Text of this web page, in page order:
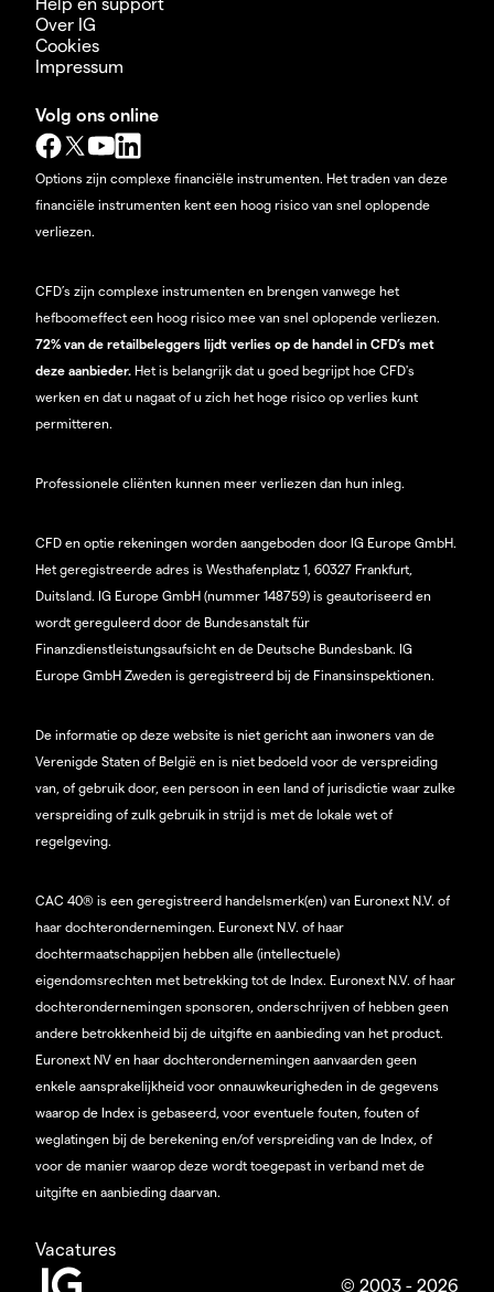
Over IG
Cookies
Impressum
Volg ons online
Options zijn complexe financiële instrumenten. Het traden van deze
financiële instrumenten kent een hoog risico van snel oplopende
verliezen.
CFD’s zijn complexe instrumenten en brengen vanwege het
hefboomeffect een hoog risico mee van snel oplopende verliezen.
72% van de retailbeleggers lijdt verlies op de handel in CFD’s met
deze aanbieder. Het is belangrijk dat u goed begrijpt hoe CFD's
werken en dat u nagaat of u zich het hoge risico op verlies kunt
permitteren.
Professionele cliënten kunnen meer verliezen dan hun inleg.
CFD en optie rekeningen worden aangeboden door IG Europe GmbH.
Het geregistreerde adres is Westhafenplatz 1, 60327 Frankfurt,
Duitsland. IG Europe GmbH (nummer 148759) is geautoriseerd en
wordt gereguleerd door de Bundesanstalt für
Finanzdienstleistungsaufsicht en de Deutsche Bundesbank. IG
Europe GmbH Zweden is geregistreerd bij de Finansinspektionen.
De informatie op deze website is niet gericht aan inwoners van de
Verenigde Staten of België en is niet bedoeld voor de verspreiding
van, of gebruik door, een persoon in een land of jurisdictie waar zulke
verspreiding of zulk gebruik in strijd is met de lokale wet of
regelgeving.
CAC 40® is een geregistreerd handelsmerk(en) van Euronext N.V. of
haar dochterondernemingen. Euronext N.V. of haar
dochtermaatschappijen hebben alle (intellectuele)
eigendomsrechten met betrekking tot de Index. Euronext N.V. of haar
dochterondernemingen sponsoren, onderschrijven of hebben geen
andere betrokkenheid bij de uitgifte en aanbieding van het product.
Euronext NV en haar dochterondernemingen aanvaarden geen
enkele aansprakelijkheid voor onnauwkeurigheden in de gegevens
waarop de Index is gebaseerd, voor eventuele fouten, fouten of
weglatingen bij de berekening en/of verspreiding van de Index, of
voor de manier waarop deze wordt toegepast in verband met de
uitgifte en aanbieding daarvan.
Vacatures
© 2003 - 2026